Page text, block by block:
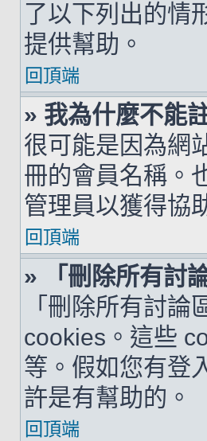
了以下列出的情
提供幫助。
回頂端
» 我為什麼不能
很可能是因為網
冊的會員名稱。
管理員以獲得協
回頂端
» 「刪除所有討
「刪除所有討
cookies。這些
等。假如您有登
許是有幫助的。
回頂端